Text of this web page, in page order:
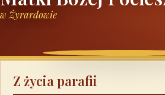
w Żyrardowie
Z życia parafii